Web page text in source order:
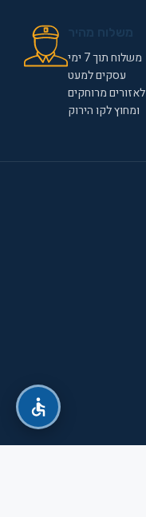
משלוח תוך 7 ימי
עסקים למעט
לאזורים מרוחקים
ומחוץ לקו הירוק